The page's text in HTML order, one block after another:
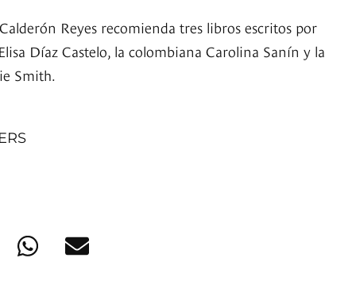
Reyes recomienda tres libros escritos por
Díaz Castelo, la colombiana Carolina Sanín y la
Smith.